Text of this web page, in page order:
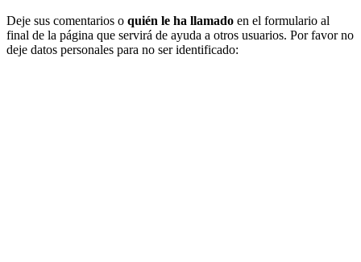
Deje sus comentarios o quién le ha llamado en el formulario al
final de la página que servirá de ayuda a otros usuarios. Por favor no
deje datos personales para no ser identificado: